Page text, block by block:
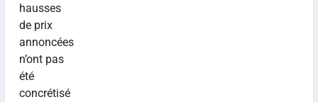
hausses
de prix
annoncées
n’ont pas
été
concrétisé